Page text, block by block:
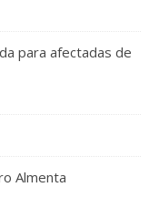
para afectadas de
Almenta